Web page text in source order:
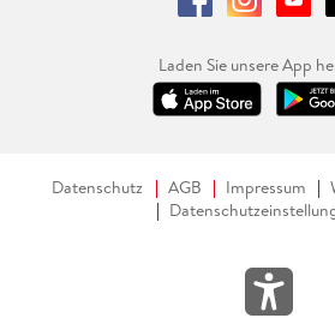
Laden Sie unsere App
Datenschutz AGB Impressum